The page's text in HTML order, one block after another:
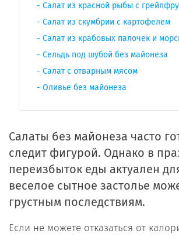
Салат из красной рыбы с
Салат из скумбрии с картофелем
Салат из крабовых палочек и
Сельдь под шубой без майонеза
Салат с отварным мясом
Оливье без майонеза
Салаты без майонеза часто
следит фигурой. Однако в
переизбыток еды актуален
веселое сытное застолье
грустным последствиям.
Если не можете отказаться от